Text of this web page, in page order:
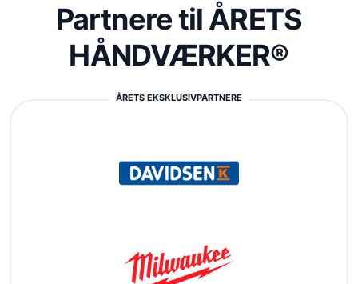
Partnere til ÅRETS
HÅNDVÆRKER®
ÅRETS EKSKLUSIVPARTNERE